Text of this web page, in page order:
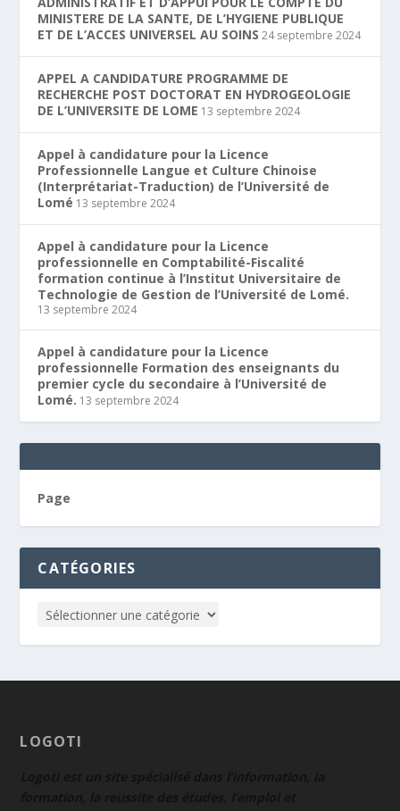
MINISTERE DE LA SANTE, DE L’HYGIENE PUBLIQUE
ET DE L’ACCES UNIVERSEL AU SOINS 24 septembre 2024
APPEL A CANDIDATURE PROGRAMME DE
RECHERCHE POST DOCTORAT EN HYDROGEOLOGIE
DE L’UNIVERSITE DE LOME 13 septembre 2024
Appel à candidature pour la Licence
Professionnelle Langue et Culture Chinoise
(Interprétariat-Traduction) de l’Université de
Lomé 13 septembre 2024
Appel à candidature pour la Licence
professionnelle en Comptabilité-Fiscalité
formation continue à l’Institut Universitaire de
Technologie de Gestion de l’Université de Lomé.
13 septembre 2024
Appel à candidature pour la Licence
professionnelle Formation des enseignants du
premier cycle du secondaire à l’Université de
Lomé. 13 septembre 2024
Page
CATÉGORIES
LOGOTI